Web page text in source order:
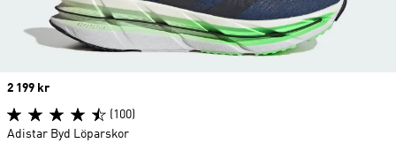
Price
2 199 kr
(100)
Adistar Byd Löparskor